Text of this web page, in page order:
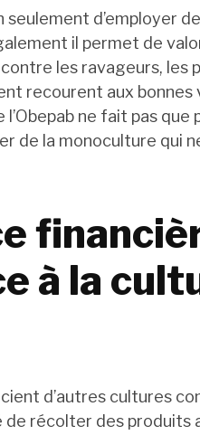
seulement d’employer
il permet de
les ravageurs, les
recourent aux bonnes
ne fait pas
de la monoculture qui
à la
d’autres cultures
de récolter des